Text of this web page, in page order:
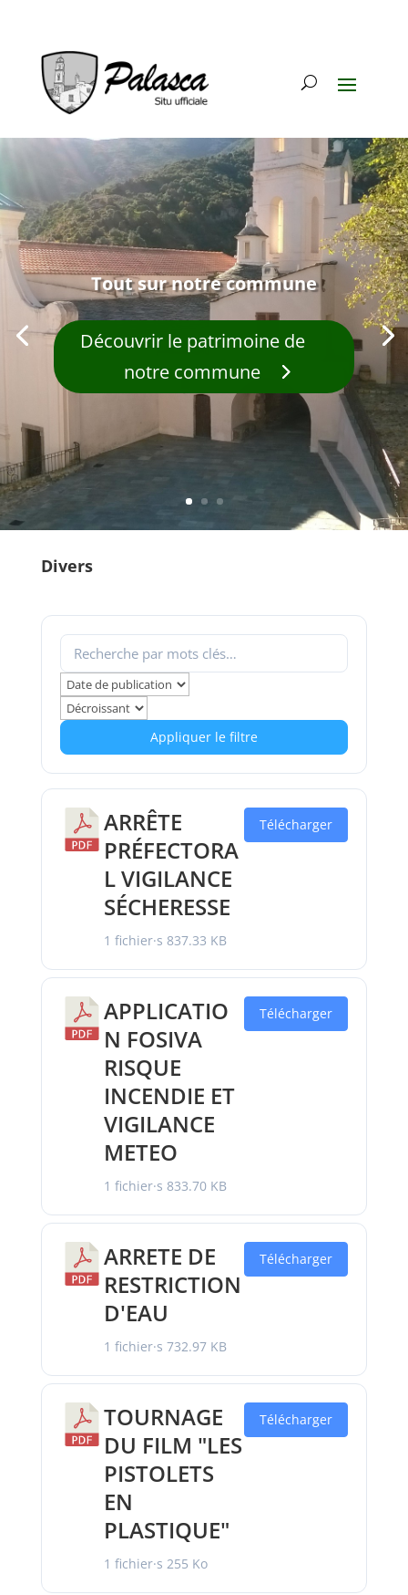
Tout sur notre commune
Découvrir le patrimoine de
notre commune
Divers
Appliquer le filtre
ARRÊTE
PRÉFECTORA
L VIGILANCE
SÉCHERESSE
1 fichier·s 837.33 KB
Télécharger
APPLICATIO
N FOSIVA
RISQUE
INCENDIE ET
VIGILANCE
METEO
1 fichier·s 833.70 KB
Télécharger
ARRETE DE
RESTRICTION
D'EAU
1 fichier·s 732.97 KB
Télécharger
TOURNAGE
DU FILM "LES
PISTOLETS
EN
PLASTIQUE"
1 fichier·s 255 Ko
Télécharger